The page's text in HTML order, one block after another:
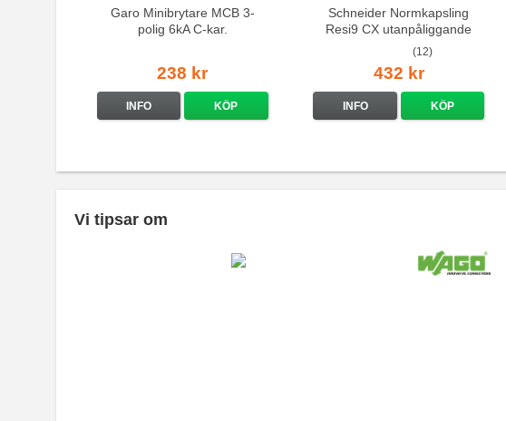
Garo Minibrytare MCB 3-
polig 6kA C-kar.
238 kr
INFO KÖP
Schneider Normkapsling
Resi9 CX utanpåliggande
(12)
432 kr
INFO KÖP
Vi tipsar om